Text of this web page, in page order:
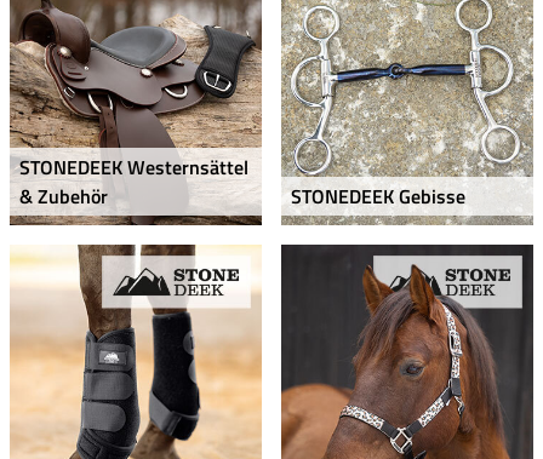
STONEDEEK Westernsättel
& Zubehör
STONEDEEK Gebisse